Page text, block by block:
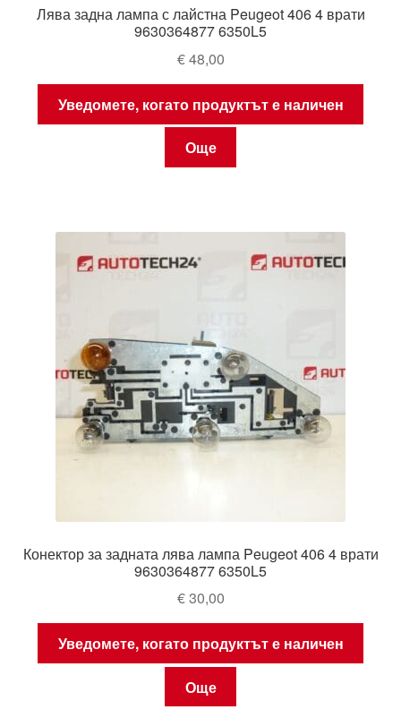
Лява задна лампа с лайстна Peugeot 406 4 врати
9630364877 6350L5
€48,00
Уведомете, когато продуктът е наличен
Още
Конектор за задната лява лампа Peugeot 406 4 врати
9630364877 6350L5
€30,00
Уведомете, когато продуктът е наличен
Още